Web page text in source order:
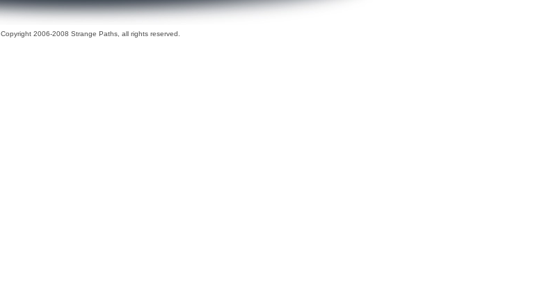
Copyright 2006-2008 Strange Paths, all rights reserved.